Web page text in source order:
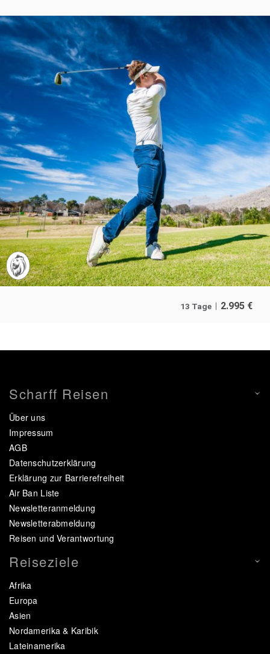
13 Tage 2.995 €
Scharff Reisen
Über uns
Impressum
AGB
Datenschutzerklärung
Erklärung zur Barrierefreiheit
Air Ban Liste
Newsletteranmeldung
Newsletterabmeldung
Reisen und Verantwortung
Reiseziele
Afrika
Europa
Asien
Nordamerika & Karibik
Lateinamerika